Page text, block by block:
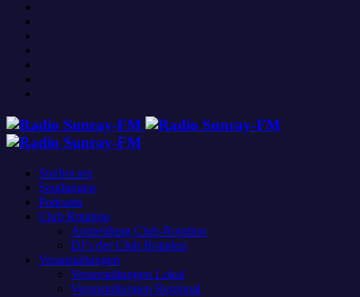
Studiocam
Sendungen
Podcasts
Club Rotation
Anmeldung Club-Rotation
DJ’s der Club Rotation
Veranstaltungen
Veranstaltungen Lokal
Veranstaltungen Regional